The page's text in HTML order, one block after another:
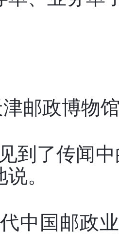
邮政博物
到了传闻
。
中国邮政